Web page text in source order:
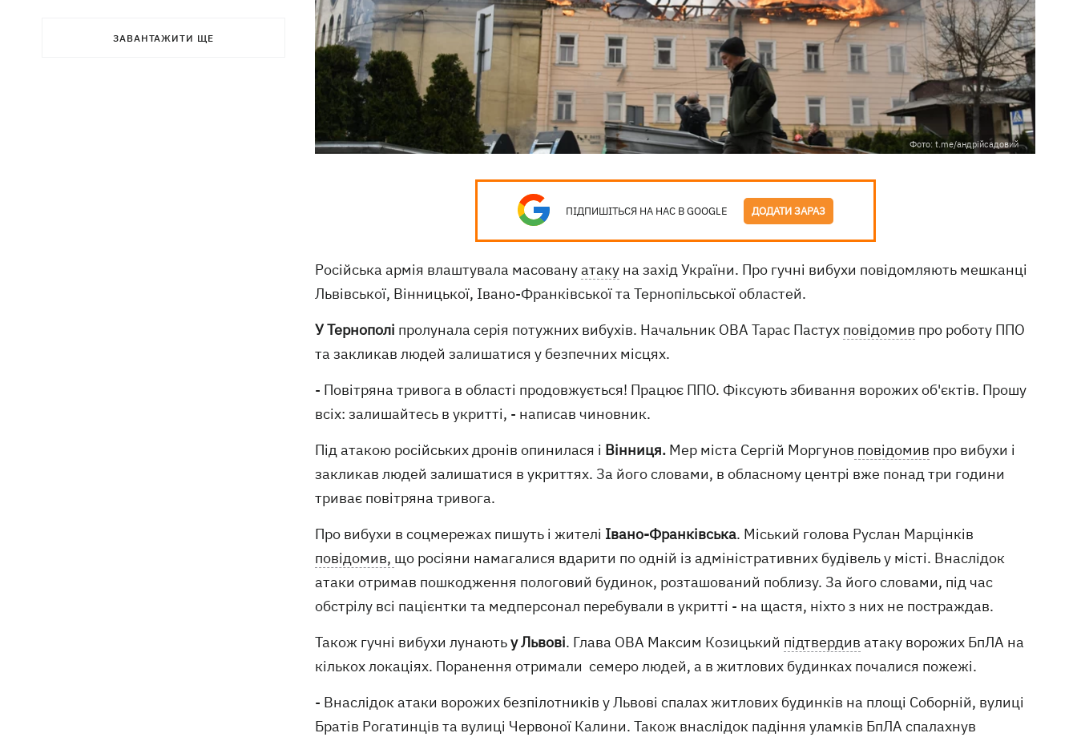
ЗАВАНТАЖИТИ ЩЕ
Фото: t.me/андрійсадовий
ПІДПИШІТЬСЯ НА НАС В GOOGLE ДОДАТИ ЗАРАЗ
Російська армія влаштувала масовануатаку на захід України. Про гучні вибухи повідомляють мешканці
Львівської, Вінницької, Івано-Франківської та Тернопільської областей.
У Тернополі пролунала серія потужних вибухів. Начальник ОВА Тарас Пастух повідомив про роботу ППО
та закликав людей залишатися у безпечних місцях.
- Повітряна тривога в області продовжується! Працює ППО. Фіксують збивання ворожих об'єктів. Прошу
всіх: залишайтесь в укритті, - написав чиновник.
Під атакою російських дронів опинилася і Вінниця. Мер міста Сергій Моргунов повідомив про вибухи і
закликав людей залишатися в укриттях. За його словами, в обласному центрі вже понад три години
триває повітряна тривога.
Про вибухи в соцмережах пишуть і жителі Івано-Франківська. Міський голова Руслан Марцінків
повідомив, що росіяни намагалися вдарити по одній із адміністративних будівель у місті. Внаслідок
атаки отримав пошкодження пологовий будинок, розташований поблизу. За його словами, під час
обстрілу всі пацієнтки та медперсонал перебували в укритті - на щастя, ніхто з них не постраждав.
Також гучні вибухи лунаютьу Львові. Глава ОВА Максим Козицький підтвердив атаку ворожих БпЛА на
кількох локаціях. Поранення отримали семеро людей, а в житлових будинках почалися пожежі.
- Внаслідок атаки ворожих безпілотників у Львові спалах житлових будинків на площі Соборній, вулиці
Братів Рогатинців та вулиці Червоної Калини. Також внаслідок падіння уламків БпЛА спалахнув